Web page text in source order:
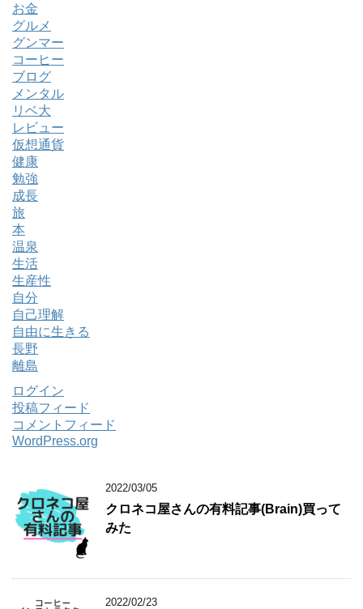
お金
グルメ
グンマー
コーヒー
ブログ
メンタル
リベ大
レビュー
仮想通貨
健康
勉強
成長
旅
本
温泉
生活
生産性
自分
自己理解
自由に生きる
長野
離島
ログイン
投稿フィード
コメントフィード
WordPress.org
2022/03/05
クロネコ屋さんの有料記事(Brain)買って
みた
2022/02/23